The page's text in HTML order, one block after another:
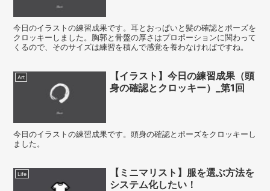
今日のイラストの練習成果です。耳とおっぱいと髪の確認とポーズを
クロッキーしました。胸郭と骨盤の厚さはプロポーションに関わって
くるので、そのサイズは練習を積んで感覚を養わなければですね。
Art
【イラスト】今日の練習成果（頭
身の確認とクロッキー）_第1回
今日のイラストの練習成果です。頭身の確認とポーズをクロッキーし
ました。
Life
【ミニマリスト】服を選ぶ方法を
システム化したい！